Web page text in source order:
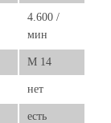
4.600 /
мин
M 14
нет
есть